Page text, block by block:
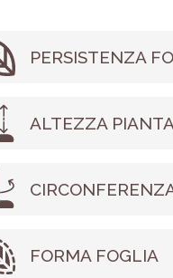
PERSISTENZA
ALTEZZA PIANTA
FORMA FOGLIA